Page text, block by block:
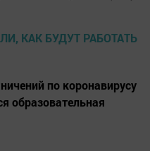
по коронавирусу
образовательная